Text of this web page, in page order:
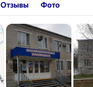
Отзывы Фото